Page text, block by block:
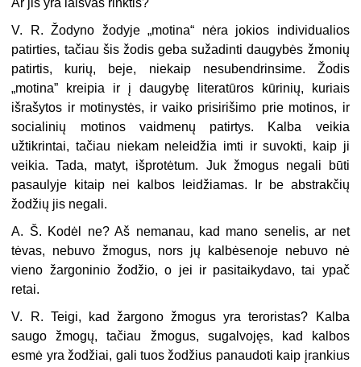
Ar jis yra laisvas rinktis?
V. R. Žodyno žodyje „motina“ nėra jokios individualios
patirties, tačiau šis žodis geba sužadinti daugybės žmonių
patirtis, kurių, beje, niekaip nesubendrinsime. Žodis
„motina” kreipia ir į daugybę literatūros kūrinių, kuriais
išrašytos ir motinystės, ir vaiko prisirišimo prie motinos, ir
socialinių motinos vaidmenų patirtys. Kalba veikia
užtikrintai, tačiau niekam neleidžia imti ir suvokti, kaip ji
veikia. Tada, matyt, išprotėtum. Juk žmogus negali būti
pasaulyje kitaip nei kalbos leidžiamas. Ir be abstrakčių
žodžių jis negali.
A. Š. Kodėl ne? Aš nemanau, kad mano senelis, ar net
tėvas, nebuvo žmogus, nors jų kalbėsenoje nebuvo nė
vieno žargoninio žodžio, o jei ir pasitaikydavo, tai ypač
retai.
V. R. Teigi, kad žargono žmogus yra teroristas? Kalba
saugo žmogų, tačiau žmogus, sugalvojęs, kad kalbos
esmė yra žodžiai, gali tuos žodžius panaudoti kaip įrankius